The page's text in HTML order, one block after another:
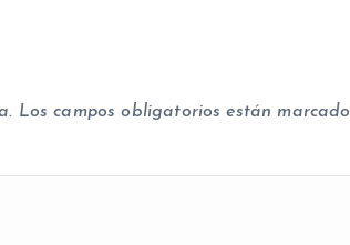
Los campos obligatorios están